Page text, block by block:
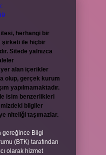
herhangi bir
şirketi ile hiçbir
Sitede yalnızca
yer alan içerikler
olup, gerçek kurum
yapılmamaktadır.
isim benzerlikleri
bilgiler
niteliği taşımazlar.
gereğince Bilgi
(BTK) tarafından
olarak hizmet